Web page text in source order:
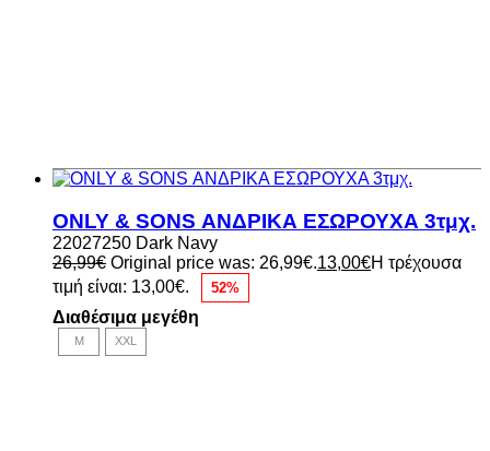
ONLY & SONS ΑΝΔΡΙΚΑ ΕΣΩΡΟΥΧΑ 3τμχ.
22027250 Dark Navy
26,99€ Original price was: 26,99€.13,00€Η τρέχουσα
τιμή είναι: 13,00€.
52%
Διαθέσιμα μεγέθη
M XXL